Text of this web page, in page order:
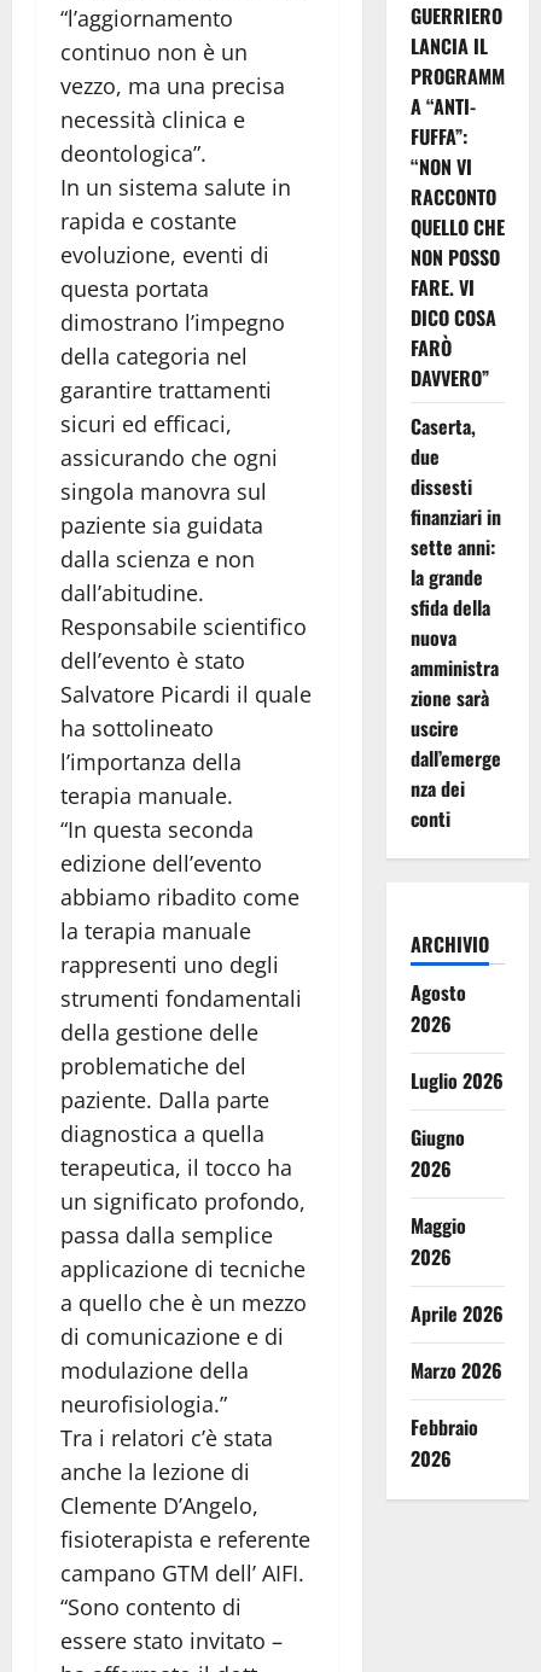
“l’aggiornamento
continuo non è un
vezzo, ma una precisa
necessità clinica e
deontologica”.
In un sistema salute in
rapida e costante
evoluzione, eventi di
questa portata
dimostrano l’impegno
della categoria nel
garantire trattamenti
sicuri ed efficaci,
assicurando che ogni
singola manovra sul
paziente sia guidata
dalla scienza e non
dall’abitudine.
Responsabile scientifico
dell’evento è stato
Salvatore Picardi il quale
ha sottolineato
l’importanza della
terapia manuale.
“In questa seconda
edizione dell’evento
abbiamo ribadito come
la terapia manuale
rappresenti uno degli
strumenti fondamentali
della gestione delle
problematiche del
paziente. Dalla parte
diagnostica a quella
terapeutica, il tocco ha
un significato profondo,
passa dalla semplice
applicazione di tecniche
a quello che è un mezzo
di comunicazione e di
modulazione della
neurofisiologia.”
Tra i relatori c’è stata
anche la lezione di
Clemente D’Angelo,
fisioterapista e referente
campano GTM dell’ AIFI.
“Sono contento di
essere stato invitato –
GUERRIERO
LANCIA IL
PROGRAMM
A “ANTI-
FUFFA”:
“NON VI
RACCONTO
QUELLO CHE
NON POSSO
FARE. VI
DICO COSA
FARÒ
DAVVERO”
Caserta,
due
dissesti
finanziari in
sette anni:
la grande
sfida della
nuova
amministra
zione sarà
uscire
dall’emerge
nza dei
conti
ARCHIVIO
Agosto
2026
Luglio 2026
Giugno
2026
Maggio
2026
Aprile 2026
Marzo 2026
Febbraio
2026